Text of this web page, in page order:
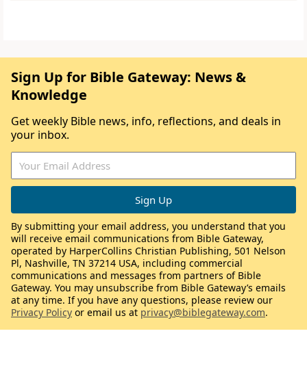
Sign Up for Bible Gateway: News &
Knowledge
Get weekly Bible news, info, reflections, and deals in
your inbox.
By submitting your email address, you understand that you
will receive email communications from Bible Gateway,
operated by HarperCollins Christian Publishing, 501 Nelson
Pl, Nashville, TN 37214 USA, including commercial
communications and messages from partners of Bible
Gateway. You may unsubscribe from Bible Gateway’s emails
at any time. If you have any questions, please review our
Privacy Policy or email us at privacy@biblegateway.com.